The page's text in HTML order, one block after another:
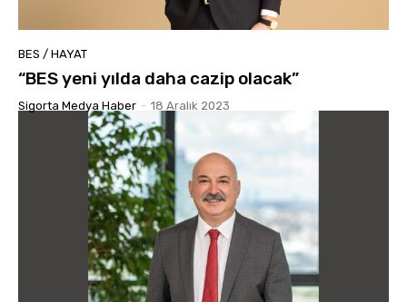
BES / HAYAT
“BES yeni yılda daha cazip olacak”
Sigorta Medya Haber - 18 Aralık 2023